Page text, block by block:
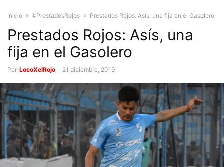
Inicio #PrestadosRojos Prestados Rojos: Asís, una fija en el Gasolero
Prestados Rojos: Asís, una
fija en el Gasolero
Por LocoXelRojo - 21 diciembre, 2019